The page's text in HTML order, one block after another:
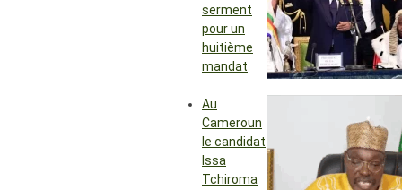
serment
pour un
huitième
mandat
Au
Cameroun
le candidat
Issa
Tchiroma